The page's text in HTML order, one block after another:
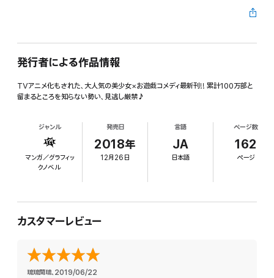
発行者による作品情報
TVアニメ化もされた、大人気の美少女×お遊戯コメディ最新刊!! 累計100万部と
留まるところを知らない勢い、見逃し厳禁♪
ジャンル
マンガ／グラフィッ
クノベル
発売日
2018年
12月26日
言語
JA
日本語
ページ数
162
ページ
カスタマーレビュー
琉琉間琉、 2019/06/22